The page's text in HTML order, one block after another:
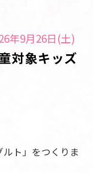
年9月26日(土)
対象キッズ
ルト」をつくりま